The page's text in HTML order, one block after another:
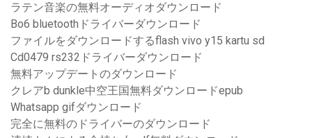
ラテン音楽の無料オーディオダウンロード
Bo6 bluetoothドライバーダウンロード
ファイルをダウンロードするflash vivo y15 kartu sd
Cd0479 rs232ドライバーダウンロード
無料アップデートのダウンロード
クレアb dunkle中空王国無料ダウンロードepub
Whatsapp gifダウンロード
完全に無料のドライバーのダウンロード